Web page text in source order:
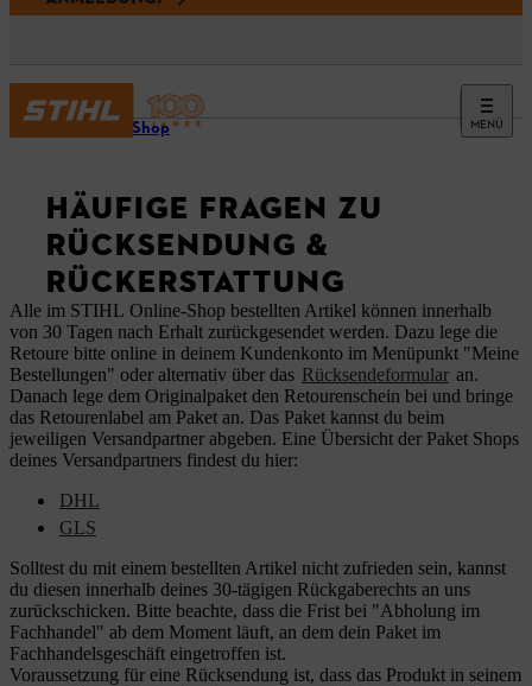
MENÜ
Online-Shop
HÄUFIGE FRAGEN ZU
RÜCKSENDUNG &
RÜCKERSTATTUNG
Alle im STIHL Online-Shop bestellten Artikel können innerhalb
von 30 Tagen nach Erhalt zurückgesendet werden. Dazu lege die
Retoure bitte online in deinem Kundenkonto im Menüpunkt "Meine
Bestellungen" oder alternativ über das Rücksendeformular an.
Danach lege dem Originalpaket den Retourenschein bei und bringe
das Retourenlabel am Paket an. Das Paket kannst du beim
jeweiligen Versandpartner abgeben. Eine Übersicht der Paket Shops
deines Versandpartners findest du hier:
DHL
GLS
Solltest du mit einem bestellten Artikel nicht zufrieden sein, kannst
du diesen innerhalb deines 30-tägigen Rückgaberechts an uns
zurückschicken. Bitte beachte, dass die Frist bei "Abholung im
Fachhandel" ab dem Moment läuft, an dem dein Paket im
Fachhandelsgeschäft eingetroffen ist.
Voraussetzung für eine Rücksendung ist, dass das Produkt in seinem